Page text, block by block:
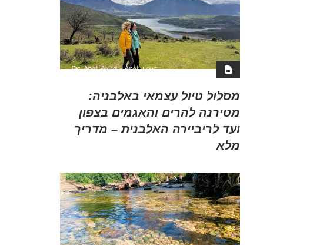
מסלול טיול עצמאי באלבניה:
מטירנה להרים והאגמים בצפון
ועד לריביירה האלבנית – מדריך
מלא